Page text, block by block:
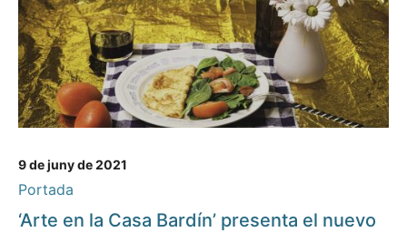
9 de juny de 2021
Portada
‘Arte en la Casa Bardín’ presenta el nuevo